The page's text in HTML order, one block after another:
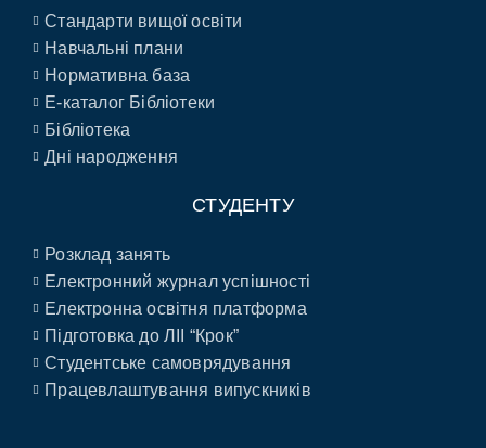
Стандарти вищої освіти
Навчальні плани
Нормативна база
E-каталог Бібліотеки
Бібліотека
Дні народження
СТУДЕНТУ
Розклад занять
Електронний журнал успішності
Електронна освітня платформа
Підготовка до ЛІІ “Крок”
Студентське самоврядування
Працевлаштування випускників